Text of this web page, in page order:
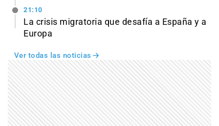
21:10
La crisis migratoria que desafía a España y a
Europa
Ver todas las noticias